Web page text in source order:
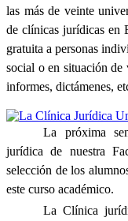
las más de veinte
de clínicas jurídicas en
gratuita a personas
social o en situación de
informes, dictámenes,
La próxima
jurídica de nuestra
selección de los
este curso académico.
La Clínica